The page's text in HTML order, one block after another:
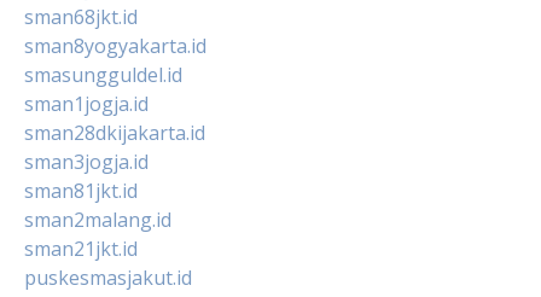
sman68jkt.id
sman8yogyakarta.id
smasungguldel.id
sman1jogja.id
sman28dkijakarta.id
sman3jogja.id
sman81jkt.id
sman2malang.id
sman21jkt.id
puskesmasjakut.id